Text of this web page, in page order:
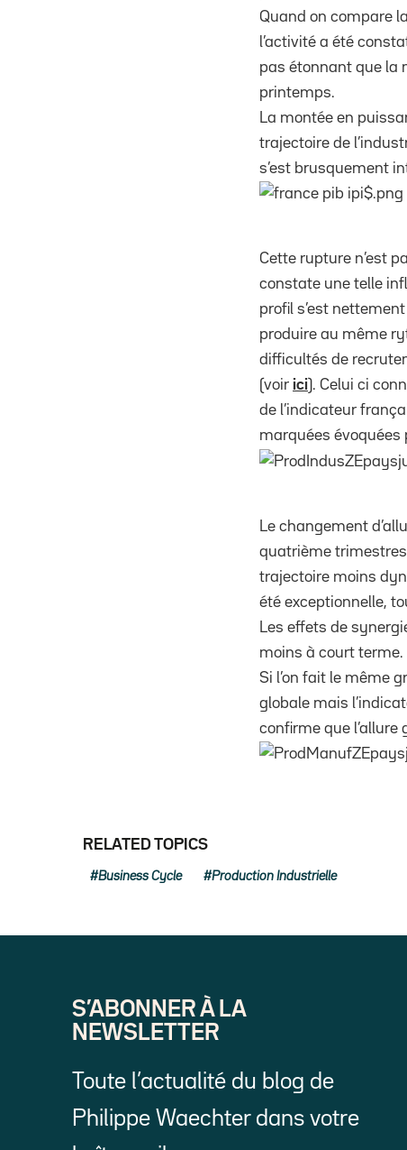
Quand on compare
l’activité a été
pas étonnant que la
printemps.
La montée en
trajectoire de
s’est brusquement
Cette rupture n’est
constate une telle
profil s’est
produire au même
difficultés de
(voir ici). Celui ci
de l’indicateur
marquées évoquées
Le changement
quatrième
trajectoire moins
été exceptionnelle,
Les effets de
moins à court terme.
Si l’on fait le même
globale mais
confirme que l’allure
RELATED TOPICS
Business Cycle Production Industrielle
S’ABONNER À LA
NEWSLETTER
Toute l’actualité du blog de
Philippe Waechter dans votre